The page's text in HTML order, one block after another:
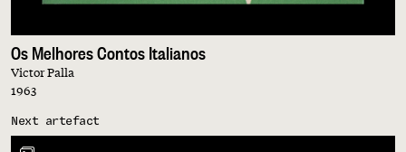
Os Melhores Contos Italianos
Victor Palla
1963
Next artefact